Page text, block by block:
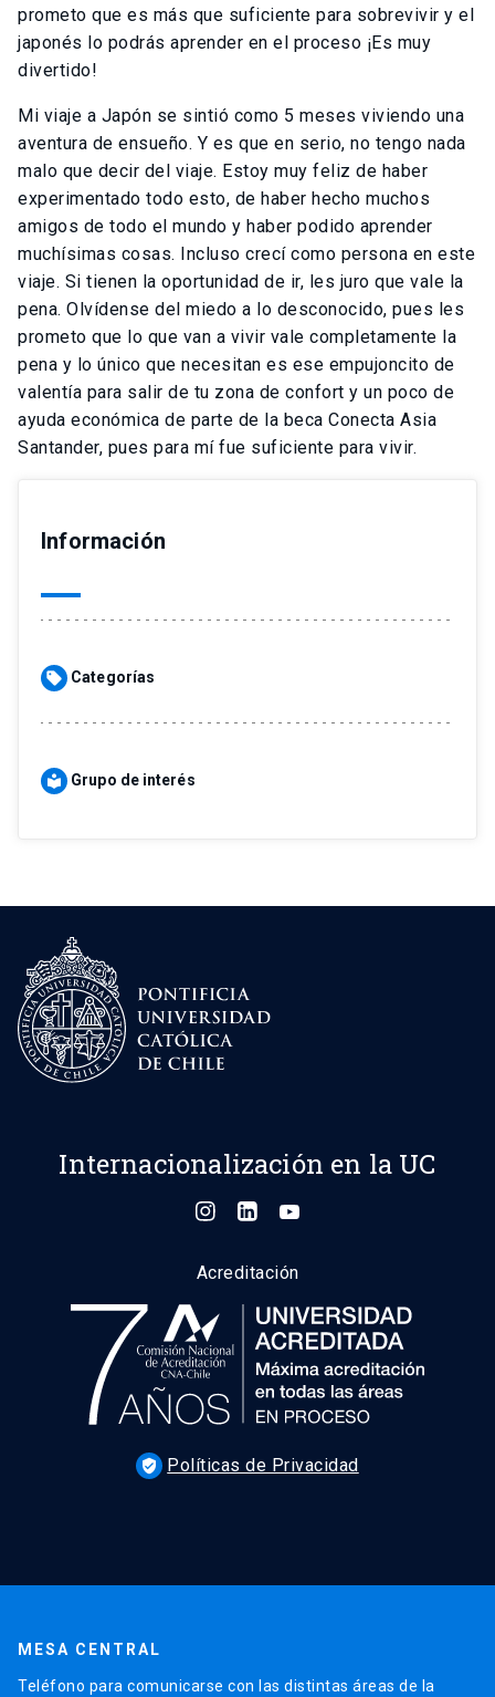
prometo que es más que suficiente para sobrevivir y el
japonés lo podrás aprender en el proceso ¡Es muy
divertido!
Mi viaje a Japón se sintió como 5 meses viviendo una
aventura de ensueño. Y es que en serio, no tengo nada
malo que decir del viaje. Estoy muy feliz de haber
experimentado todo esto, de haber hecho muchos
amigos de todo el mundo y haber podido aprender
muchísimas cosas. Incluso crecí como persona en este
viaje. Si tienen la oportunidad de ir, les juro que vale la
pena. Olvídense del miedo a lo desconocido, pues les
prometo que lo que van a vivir vale completamente la
pena y lo único que necesitan es ese empujoncito de
valentía para salir de tu zona de confort y un poco de
ayuda económica de parte de la beca Conecta Asia
Santander, pues para mí fue suficiente para vivir.
Información
sell Categorías
local_library Grupo de interés
Internacionalización en la UC
Acreditación
verified_user Políticas de Privacidad
MESA CENTRAL
Teléfono para comunicarse con las distintas áreas de la